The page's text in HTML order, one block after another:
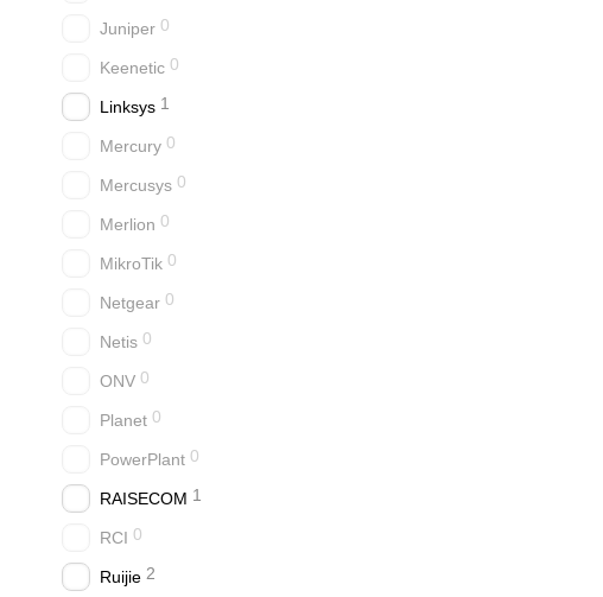
Juniper 0
Keenetic 0
Linksys 1
Mercury 0
Mercusys 0
Merlion 0
MikroTik 0
Netgear 0
Netis 0
ONV 0
Planet 0
PowerPlant 0
RAISECOM 1
RCI 0
Ruijie 2